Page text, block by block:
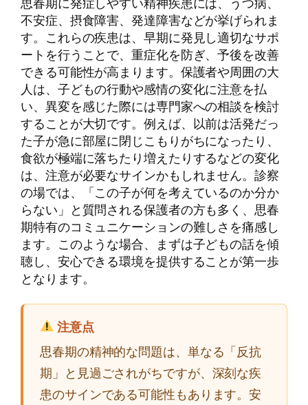
不安症、摂食障害、発達障害などが挙げられま
す。これらの疾患は、早期に発見し適切なサポ
ートを行うことで、重症化を防ぎ、予後を改善
できる可能性が高まります。保護者や周囲の大
人は、子どもの行動や感情の変化に注意を払
い、異変を感じた際には専門家への相談を検討
することが大切です。例えば、以前は活発だっ
た子が急に部屋に閉じこもりがちになったり、
食欲が極端に落ちたり増えたりするなどの変化
は、注意が必要なサインかもしれません。診察
の場では、「この子が何を考えているのか分か
らない」と質問される保護者の方も多く、思春
期特有のコミュニケーションの難しさを痛感し
ます。このような場合、まずは子どもの話を傾
聴し、安心できる環境を提供することが第一歩
となります。
注意点
思春期の精神的な問題は、単なる「反抗
期」と見過ごされがちですが、深刻な疾
患のサインである可能性もあります。安